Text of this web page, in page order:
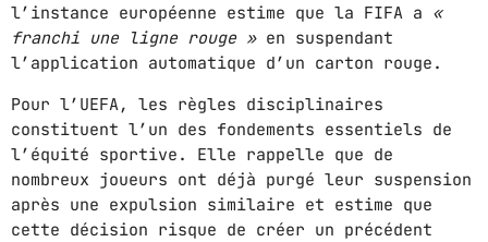
FULL TRACKLIST
l’instance européenne estime que la FIFA a «
franchi une ligne rouge »en suspendant
l’application automatique d’un carton rouge.
Pour l’UEFA, les règles disciplinaires
constituent l’un des fondements essentiels de
l’équité sportive. Elle rappelle que de
nombreux joueurs ont déjà purgé leur suspension
après une expulsion similaire et estime que
cette décision risque de créer un précédent